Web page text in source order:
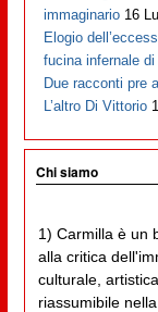
immaginario 16
Elogio
fucina infernale di
Due racconti pre
L’altro Di Vittorio
Chi siamo
1) Carmilla è un
alla critica
culturale,
riassumibile